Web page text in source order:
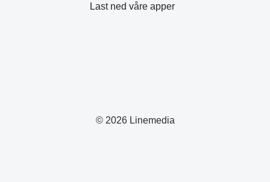
© 2026 Linemedia
Last ned våre apper